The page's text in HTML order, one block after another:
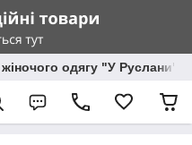
жіночого одягу "У Руслани"